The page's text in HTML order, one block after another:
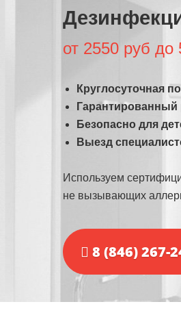
от 2550 руб до
Круглосуточная
Гарантированный
Безопасно для
Выезд
Используем
не вызывающих
8 (846) 267-